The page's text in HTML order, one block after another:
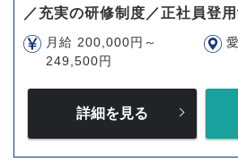
／充実の研修制度／正社員登
月給 200,000円～
249,500円
詳細を見る